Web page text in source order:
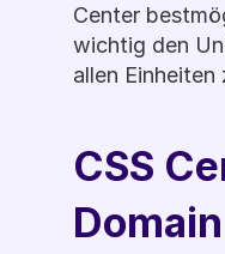
Center
wichtig den
allen Einheiten
CSS
Domain